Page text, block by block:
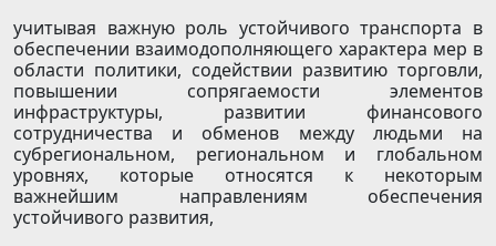
учитывая важную роль устойчивого транспорта в
обеспечении взаимодополняющего характера мер в
области политики, содействии развитию торговли,
повышении сопрягаемости элементов
инфраструктуры, развитии финансового
сотрудничества и обменов между людьми на
субрегиональном, региональном и глобальном
уровнях, которые относятся к некоторым
важнейшим направлениям обеспечения
устойчивого развития,